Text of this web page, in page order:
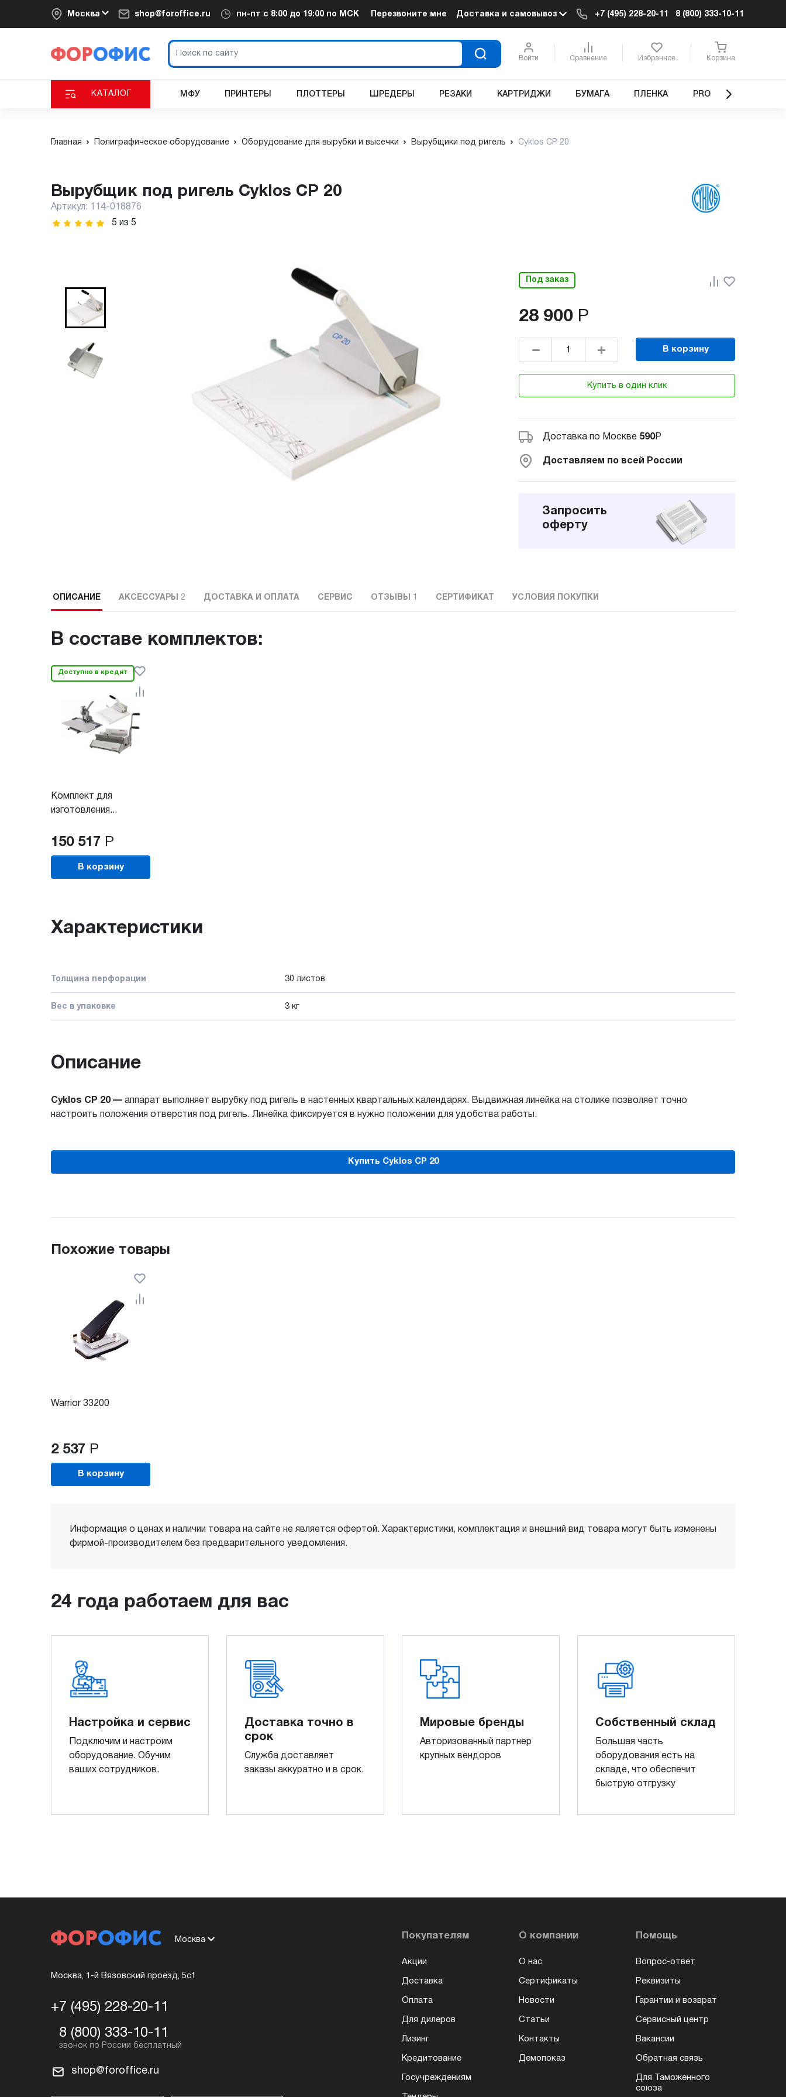
Москва shop@foroffice.ru пн-пт с 8:00 до 19:00 по МСК Перезвоните мне Доставка и самовывоз +7 (495) 228-20-11 8 (800) 333-10-11
Войти Сравнение Избранное Корзина
КАТАЛОГ МФУ ПРИНТЕРЫ ПЛОТТЕРЫ ШРЕДЕРЫ РЕЗАКИ КАРТРИДЖИ БУМАГА ПЛЕНКА PRO
Главная Полиграфическое оборудование Оборудование для вырубки и высечки Вырубщики под ригель Cyklos CP 20
Вырубщик под ригель Cyklos CP 20
Артикул:
114-018876
5 из 5
Под заказ
28 900 Р
В корзину
Купить в один клик
Доставка по Москве 590Р
Доставляем по всей России
Запросить
оферту
ОПИСАНИЕ АКСЕССУАРЫ 2 ДОСТАВКА И ОПЛАТА СЕРВИС ОТЗЫВЫ СЕРТИФИКАТ УСЛОВИЯ ПОКУПКИ
В составе комплектов:
Доступно в кредит
Комплект для
изготовления...
150 517 Р
В корзину
Характеристики
Толщина перфорации 30 листов
Вес в упаковке 3 кг
Описание
Cyklos CP 20 — аппарат выполняет вырубку под ригель в настенных квартальных календарях. Выдвижная линейка на столике позволяет точно
настроить положения отверстия под ригель. Линейка фиксируется в нужно положении для удобства работы.
Купить Cyklos CP 20
Похожие товары
Warrior 33200
2 537 Р
В корзину
Информация о ценах и наличии товара на сайте не является офертой. Характеристики, комплектация и внешний вид товара могут быть изменены
фирмой-производителем без предварительного уведомления.
24 года работаем для вас
Настройка и сервис
Подключим и настроим
оборудование. Обучим
ваших сотрудников.
Доставка точно в
срок
Служба доставляет
заказы аккуратно и в срок.
Мировые бренды
Авторизованный партнер
крупных вендоров
Собственный склад
Большая часть
оборудования есть на
складе, что обеспечит
быструю отгрузку
Москва
Москва, 1-й Вязовский проезд, 5с1
+7 (495) 228-20-11
8 (800) 333-10-11
shop@foroffice.ru
Покупателям
Акции
Доставка
Оплата
Для дилеров
Лизинг
Кредитование
Госучреждениям
О компании
О нас
Сертификаты
Новости
Статьи
Контакты
Демопоказ
Помощь
Вопрос-ответ
Реквизиты
Гарантии и возврат
Сервисный центр
Вакансии
Обратная связь
Для Таможенного
союза